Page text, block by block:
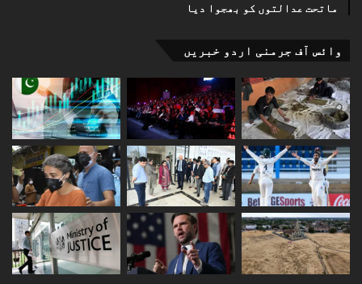
ماتحت عدالتوں کو بھجوا دیا
وائس آف جرمنی اردو خبریں